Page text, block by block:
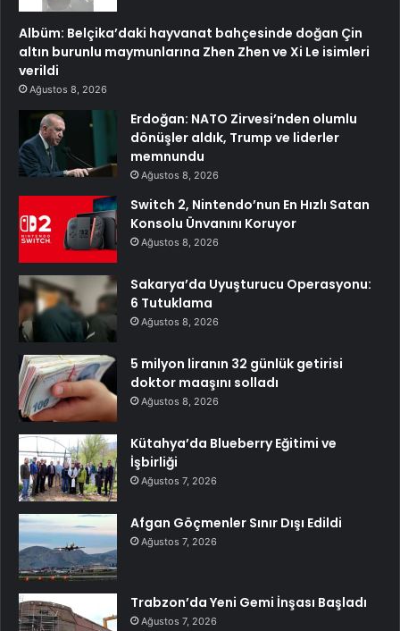
Albüm: Belçika’daki hayvanat bahçesinde doğan Çin
altın burunlu maymunlarına Zhen Zhen ve Xi Le isimleri
verildi
Ağustos 8, 2026
Erdoğan: NATO Zirvesi’nden olumlu
dönüşler aldık, Trump ve liderler
memnundu
Ağustos 8, 2026
Switch 2, Nintendo’nun En Hızlı Satan
Konsolu Ünvanını Koruyor
Ağustos 8, 2026
Sakarya’da Uyuşturucu Operasyonu:
6 Tutuklama
Ağustos 8, 2026
5 milyon liranın 32 günlük getirisi
doktor maaşını solladı
Ağustos 8, 2026
Kütahya’da Blueberry Eğitimi ve
İşbirliği
Ağustos 7, 2026
Afgan Göçmenler Sınır Dışı Edildi
Ağustos 7, 2026
Trabzon’da Yeni Gemi İnşası Başladı
Ağustos 7, 2026